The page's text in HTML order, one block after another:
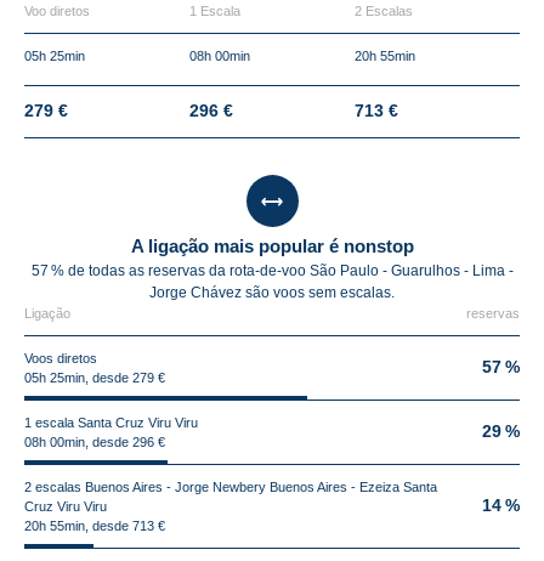
Voo diretos 1 Escala 2 Escalas
05h 25min 08h 00min 20h 55min
279 € 296 € 713 €
A ligação mais popular é nonstop
57 % de todas as reservas da rota-de-voo São Paulo - Guarulhos - Lima -
Jorge Chávez são voos sem escalas.
Ligação reservas
Voos diretos
05h 25min, desde 279 €
57 %
1 escala Santa Cruz Viru Viru
08h 00min, desde 296 €
29 %
2 escalas Buenos Aires - Jorge Newbery Buenos Aires - Ezeiza Santa
Cruz Viru Viru
20h 55min, desde 713 €
14 %